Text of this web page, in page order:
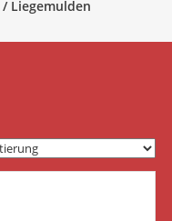
/ Liegemulden